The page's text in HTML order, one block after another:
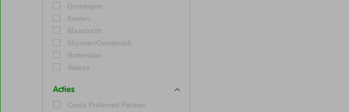
Groningen
Keulen
Maastricht
Münster/Osnabrück
Rotterdam
Weeze
Acties
Costa Preferred Partner